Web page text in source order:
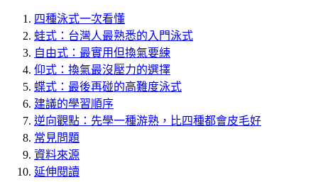
四種泳式一次看懂
蛙式：台灣人最熟悉的入門泳式
自由式：最實用但換氣要練
仰式：換氣最沒壓力的選擇
蝶式：最後再碰的高難度泳式
建議的學習順序
逆向觀點：先學一種游熟，比四種都會皮毛好
常見問題
資料來源
延伸閱讀